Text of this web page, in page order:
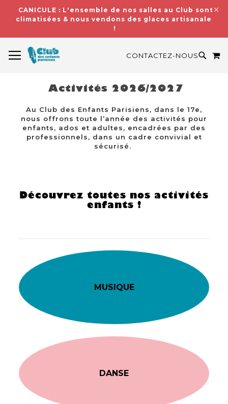
CANICULE : L'ensemble de nos salles au Club sont
climatisées & nous vendons des glaces artisanales
!
CONTACTEZ-NOUS
Activités 2026/2027
Au Club des Enfants Parisiens, dans le 17e,
nous offrons toute l’année des activités pour
enfants, ados et adultes, encadrées par des
professionnels, dans un cadre convivial et
sécurisé.
Découvrez toutes nos activités
enfants !
MUSIQUE
DANSE